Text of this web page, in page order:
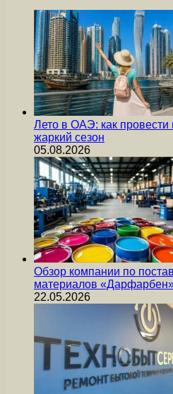
Лето в ОАЭ: как
жаркий сезон
05.08.2026
Обзор компании по
материалов
22.05.2026